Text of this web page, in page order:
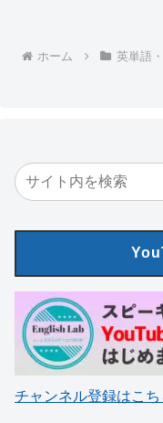
ホーム 英単語
チャンネル登録はこち